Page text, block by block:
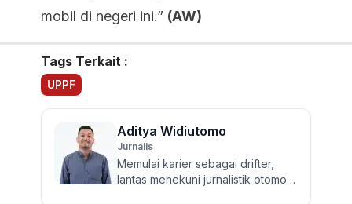
mobil di negeri ini.” (AW)
Tags Terkait :
UPPF
Aditya Widiutomo
Jurnalis
Memulai karier sebagai drifter,
lantas menekuni jurnalistik otomotif